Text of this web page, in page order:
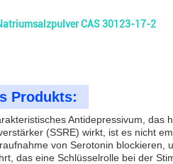
CAS 30123-17-2
Produkts:
Antidepressivum,
(SSRE) wirkt, ist es nicht
von Serotonin
das eine Schlüsselrolle bei der